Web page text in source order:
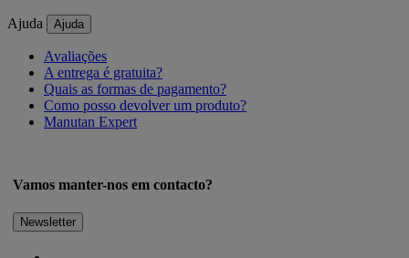
Ajuda Ajuda
Avaliações
A entrega é gratuita?
Quais as formas de pagamento?
Como posso devolver um produto?
Manutan Expert
Vamos manter-nos em contacto?
Newsletter